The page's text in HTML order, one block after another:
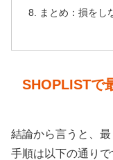
まとめ：損をし
SHOPLISTで
結論から言うと、
手順は以下の通りで